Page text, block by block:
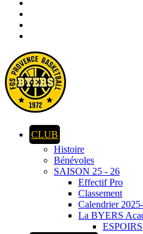
CLUB
Histoire
Bénévoles
SAISON 25 - 26
Effectif Pro
Classement
Calendrier
La BYERS
ESPOIRS